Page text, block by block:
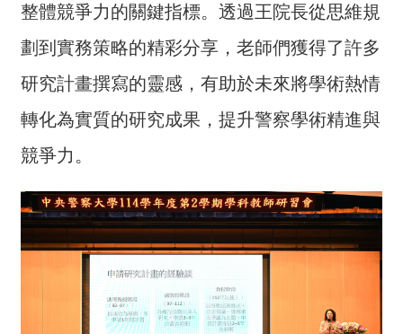
回
頁
網
站
覽
意
信
整體競爭力的關鍵指標。透過王院長從思維規
劃到實務策略的精彩分享，老師們獲得了許多
研究計畫撰寫的靈感，有助於未來將學術熱情
轉化為實質的研究成果，提升警察學術精進與
競爭力。